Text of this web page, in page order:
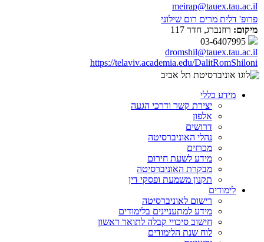
meirap@tauex.tau.ac.il
פרופ' דלית מרים רום שילוני
מיקום: רוזנברג, חדר 117
dromshil@tauex.tau.ac.il
https://telaviv.academia.edu/DalitRomShiloni
מידע כללי
יצירת קשר ודרכי הגעה
אלפון
דרושים
נהלי האוניברסיטה
מכרזים
מידע לשעת חירום
מבקרת האוניברסיטה
תקנון משמעת ופסקי דין
לימודים
רישום לאוניברסיטה
מידע למתעניינים בלימודים
חישוב סיכויי קבלה לתואר ראשון
לוח שנת הלימודים